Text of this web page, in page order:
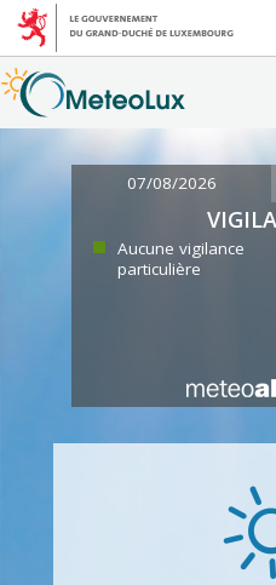
07/08/2026
Aucune vigilance
particulière